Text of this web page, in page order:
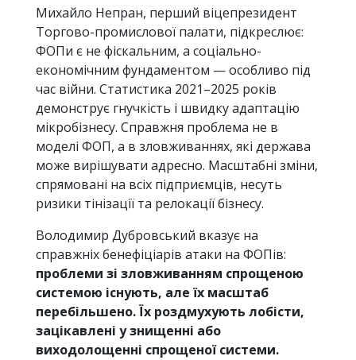
Михайло Непран, перший віцепрезидент
Торгово-промислової палати, підкреслює:
ФОПи є не фіскальним, а соціально-
економічним фундаментом — особливо під
час війни. Статистика 2021–2025 років
демонструє гнучкість і швидку адаптацію
мікробізнесу. Справжня проблема не в
моделі ФОП, а в зловживаннях, які держава
може вирішувати адресно. Масштабні зміни,
спрямовані на всіх підприємців, несуть
ризики тінізації та релокації бізнесу.
Володимир Дубровський вказує на
справжніх бенефіціарів атаки на ФОПів:
проблеми зі зловживанням спрощеною
системою існують, але їх масштаб
перебільшено. Їх роздмухують лобісти,
зацікавлені у знищенні або
виходолощенні спрощеної системи.